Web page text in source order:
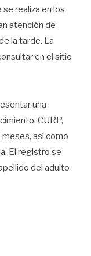
realiza en los
atención de
la tarde. La
en el sitio
una
CURP,
así como
El registro se
del adulto